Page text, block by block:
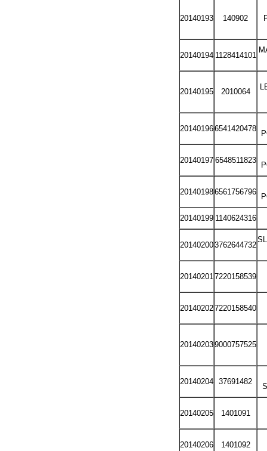
20140193 140902
20140194 1128414101
20140195 2010064
201401966541420478
20140197 6548511823
201401986561756796
20140199 1140624316
201402003762644732
20140201 7220158539
201402027220158540
201402039000757525
20140204 37691482
20140205 1401091
20140206 1401092